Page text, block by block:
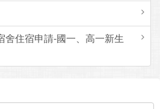
舍住宿申請-國一、高一新生